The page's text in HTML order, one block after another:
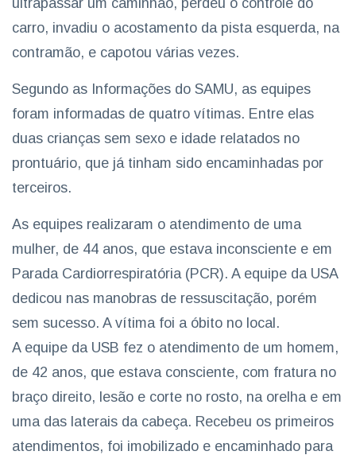
ultrapassar um caminhão, perdeu o controle do
carro, invadiu o acostamento da pista esquerda, na
contramão, e capotou várias vezes.
Segundo as Informações do SAMU, as equipes
foram informadas de quatro vítimas. Entre elas
duas crianças sem sexo e idade relatados no
prontuário, que já tinham sido encaminhadas por
terceiros.
As equipes realizaram o atendimento de uma
mulher, de 44 anos, que estava inconsciente e em
Parada Cardiorrespiratória (PCR). A equipe da USA
dedicou nas manobras de ressuscitação, porém
sem sucesso. A vítima foi a óbito no local.
A equipe da USB fez o atendimento de um homem,
de 42 anos, que estava consciente, com fratura no
braço direito, lesão e corte no rosto, na orelha e em
uma das laterais da cabeça. Recebeu os primeiros
atendimentos, foi imobilizado e encaminhado para